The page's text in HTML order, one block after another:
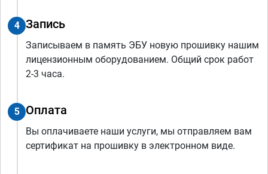
4 Запись
Записываем в память ЭБУ новую прошивку нашим
лицензионным оборудованием. Общий срок работ
2-3 часа.
5 Оплата
Вы оплачиваете наши услуги, мы отправляем вам
сертификат на прошивку в электронном виде.